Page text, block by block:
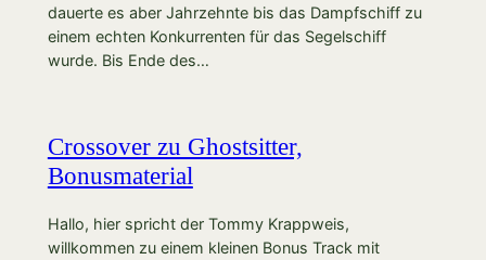
dauerte es aber Jahrzehnte bis das Dampfschiff zu
einem echten Konkurrenten für das Segelschiff
wurde. Bis Ende des…
Crossover zu Ghostsitter,
Bonusmaterial
Hallo, hier spricht der Tommy Krappweis,
willkommen zu einem kleinen Bonus Track mit